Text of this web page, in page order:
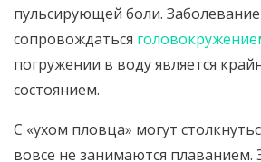
пульсирующей боли.
сопровождаться
погружении в воду является
состоянием.
С «ухом пловца» могут
вовсе не занимаются плаванием.